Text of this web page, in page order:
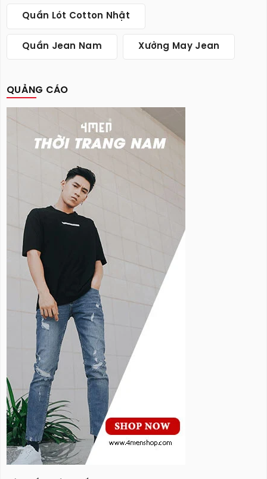
Quần Lót Cotton Nhật
Quần Jean Nam Xưởng May Jean
QUẢNG CÁO